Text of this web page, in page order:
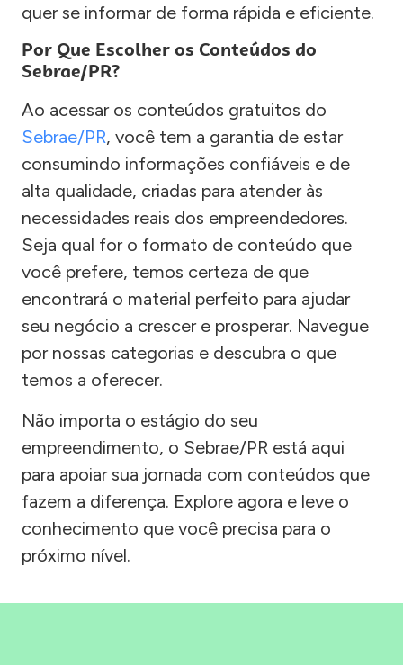
quer se informar de forma rápida e eficiente.
Por Que Escolher os Conteúdos do
Sebrae/PR?
Ao acessar os conteúdos gratuitos do
Sebrae/PR, você tem a garantia de estar
consumindo informações confiáveis e de
alta qualidade, criadas para atender às
necessidades reais dos empreendedores.
Seja qual for o formato de conteúdo que
você prefere, temos certeza de que
encontrará o material perfeito para ajudar
seu negócio a crescer e prosperar. Navegue
por nossas categorias e descubra o que
temos a oferecer.
Não importa o estágio do seu
empreendimento, o Sebrae/PR está aqui
para apoiar sua jornada com conteúdos que
fazem a diferença. Explore agora e leve o
conhecimento que você precisa para o
próximo nível.